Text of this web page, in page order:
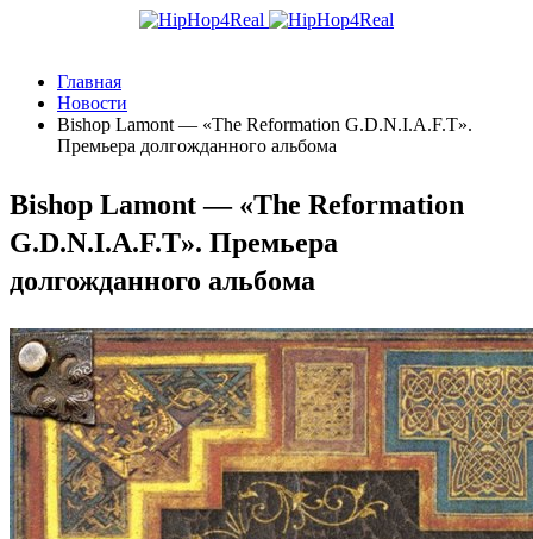
Главная
Новости
Bishop Lamont — «The Reformation G.D.N.I.A.F.T».
Премьера долгожданного альбома
Bishop Lamont — «The Reformation
G.D.N.I.A.F.T». Премьера
долгожданного альбома